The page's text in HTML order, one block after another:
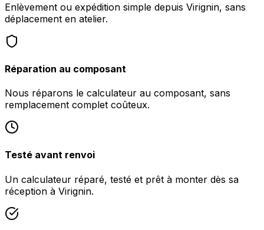
Enlèvement ou expédition simple depuis Virignin, sans
déplacement en atelier.
Réparation au composant
Nous réparons le calculateur au composant, sans
remplacement complet coûteux.
Testé avant renvoi
Un calculateur réparé, testé et prêt à monter dès sa
réception à Virignin.